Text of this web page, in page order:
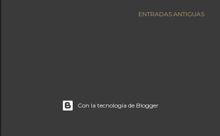
ENTRADAS ANTIGUAS
Con la tecnología de Blogger